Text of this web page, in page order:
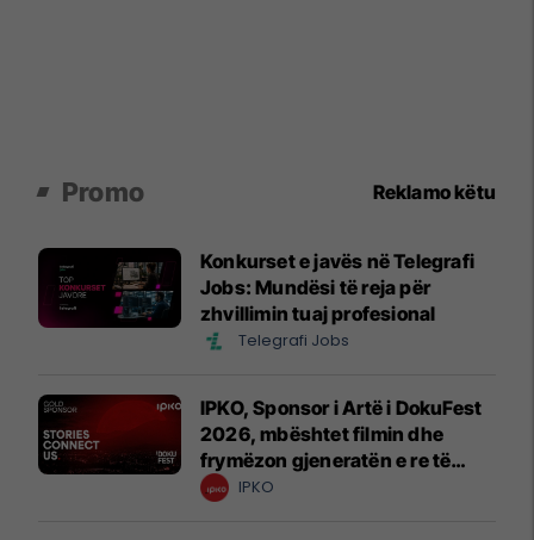
Promo Reklamo këtu
Konkurset e javës në Telegrafi
Jobs: Mundësi të reja për
zhvillimin tuaj profesional
Telegrafi Jobs
IPKO, Sponsor i Artë i DokuFest
2026, mbështet filmin dhe
frymëzon gjeneratën e re të
krijuesve
IPKO